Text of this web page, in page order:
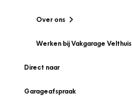
Over ons
Werken bij Vakgarage Velthuis
Direct naar
Garageafspraak